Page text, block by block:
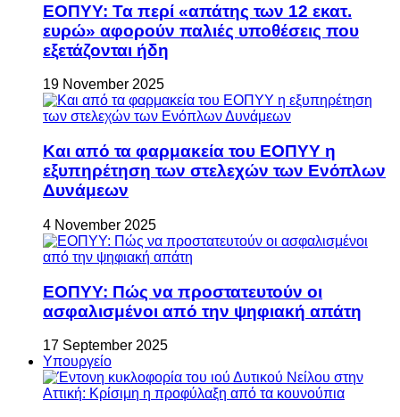
ΕΟΠΥΥ: Τα περί «απάτης των 12 εκατ.
ευρώ» αφορούν παλιές υποθέσεις που
εξετάζονται ήδη
19 November 2025
Και από τα φαρμακεία του ΕΟΠΥΥ η
εξυπηρέτηση των στελεχών των Ενόπλων
Δυνάμεων
4 November 2025
ΕΟΠΥΥ: Πώς να προστατευτούν οι
ασφαλισμένοι από την ψηφιακή απάτη
17 September 2025
Υπουργείο